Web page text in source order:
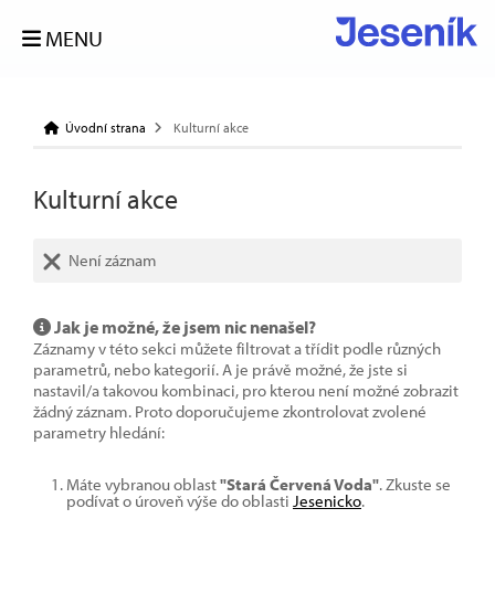
MENU
Úvodní strana Kulturní akce
Kulturní akce
Není záznam
Jak je možné, že jsem nic nenašel?
Záznamy v této sekci můžete filtrovat a třídit podle různých
parametrů, nebo kategorií. A je právě možné, že jste si
nastavil/a takovou kombinaci, pro kterou není možné zobrazit
žádný záznam. Proto doporučujeme zkontrolovat zvolené
parametry hledání:
Máte vybranou oblast"Stará Červená Voda". Zkuste se
podívat o úroveň výše do oblasti Jesenicko.